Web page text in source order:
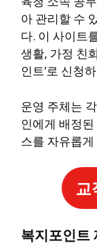
아 관리할 수
다. 이 사이트
생활, 가정 친
인트’로 신청
운영 주체는
인에게 배정
스를 자유롭
교
복지포인트